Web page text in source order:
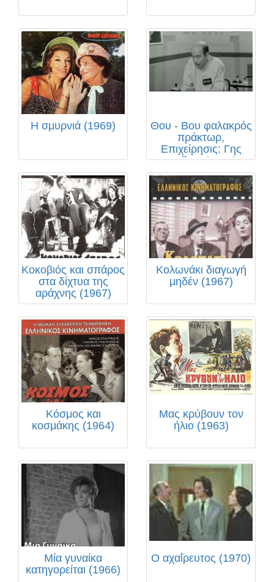
Η σμυρνιά (1969)
Θου - Βου φαλακρός
πράκτωρ,
Επιχείρησις: Γης
Μαδιαμ (1969)
Κοκοβιός και σπάρος
στα δίχτυα της
αράχνης (1967)
Κολωνάκι διαγωγή
μηδέν (1967)
Κόσμος και
κοσμάκης (1964)
Μας κρύβουν τον
ήλιο (1963)
Μία γυναίκα
κατηγορείται (1966)
Ο αχαΐρευτος (1970)